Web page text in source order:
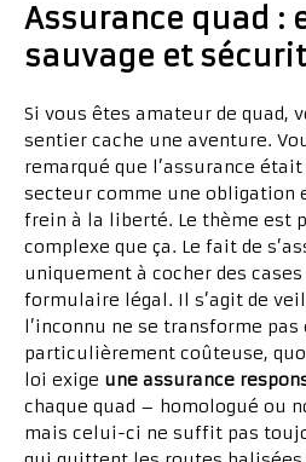
Assurance quad :
sauvage et
Si vous êtes amateur de quad,
sentier cache une aventure.
remarqué que l’assurance
secteur comme une obligation
frein à la liberté. Le thème est
complexe que ça. Le fait de
uniquement à cocher des
formulaire légal. Il s’agit de
l’inconnu ne se transforme pas
particulièrement coûteuse,
loi exige une assurance
chaque quad – homologué ou
mais celui-ci ne suffit pas